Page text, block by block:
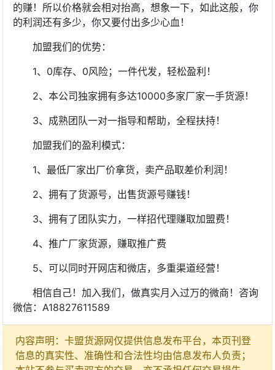
的赚！所以价格就会相对抬高，想象一下，如此这般，你
的利润还有多少，你又要付出多少心血！
加盟我们的优势：
1、0库存、0风险；一件代发，轻松盈利！
2、本公司独家拥有多达10000多家厂家一手货源！
3、成熟团队一对一指导和帮助，全程扶持！
加盟我们的盈利模式：
1、最低厂家出厂价拿货，卖产品取差价利润！
2、拥有了货源号，出售货源号赚钱！
3、拥有了团队实力，一样招代理赚取加盟费！
4、推广厂家货源，赚取推广费
5、可以同时开网店和微店，多重渠道经营！
相信自己！加入我们，做真实月入过万的微商！咨询
微信：A18827611589
内容声明：卡盟货源网仅提供信息发布平台，本页刊登
信息的真实性、准确性和合法性均由信息发布人负责；